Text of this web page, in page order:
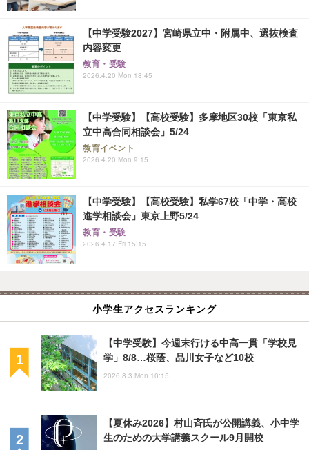
【中学受験2027】宮崎県立中・附属中、選抜検査
内容変更
教育・受験
2026.4.20 Mon 18:45
【中学受験】【高校受験】多摩地区30校「東京私
立中高合同相談会」5/24
教育イベント
2026.4.20 Mon 9:15
【中学受験】【高校受験】私学67校「中学・高校
進学相談会」東京上野5/24
教育・受験
2026.4.17 Fri 15:15
小学生アクセスランキング
【中学受験】今週末行ける中高一貫「学校見
学」8/8…桜蔭、品川女子など10校
2026.8.3 Mon 10:15
【夏休み2026】村山斉氏が公開講義、小中学
生のための大学講義スクール9月開校